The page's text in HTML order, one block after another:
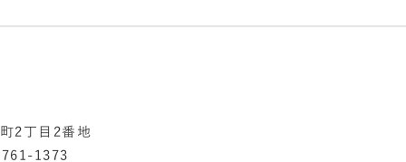
2丁目2番地
1373